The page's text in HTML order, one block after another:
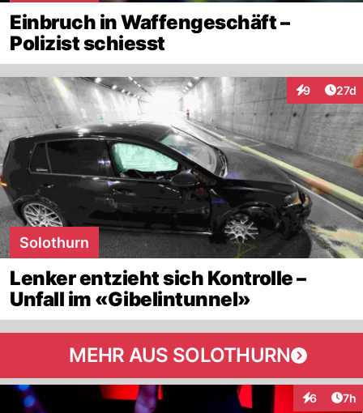
Einbruch in Waffengeschäft –
Polizist schiesst
9
Interaktionen
27d
Solothurn
Lenker entzieht sich Kontrolle –
Unfall im «Gibelintunnel»
MEHR AUS SOLOTHURN
6 7h